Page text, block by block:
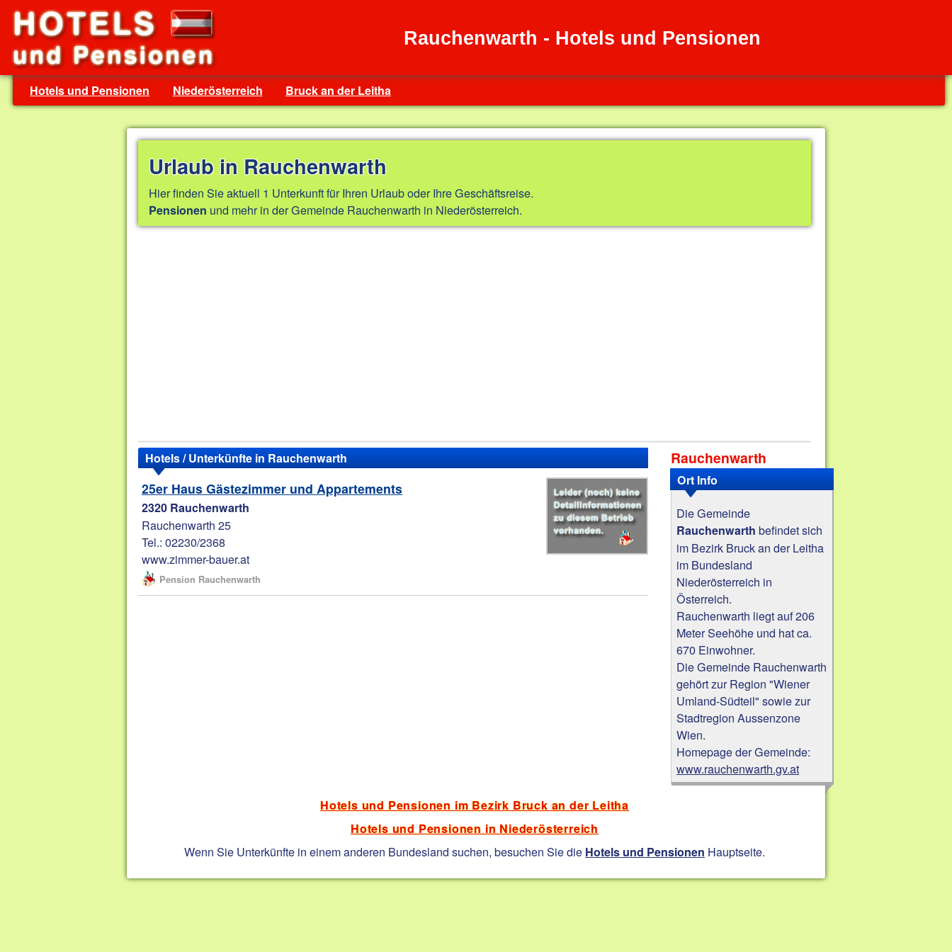
Rauchenwarth - Hotels und Pensionen
Hotels und Pensionen Niederösterreich Bruck an der Leitha
Urlaub in Rauchenwarth
Hier finden Sie aktuell 1 Unterkunft für Ihren Urlaub oder Ihre Geschäftsreise.
Pensionen und mehr in der Gemeinde Rauchenwarth in Niederösterreich.
Hotels / Unterkünfte in Rauchenwarth
25er Haus Gästezimmer und Appartements
2320 Rauchenwarth
Rauchenwarth 25
Tel.: 02230/2368
www.zimmer-bauer.at
Pension Rauchenwarth
Rauchenwarth
Ort Info
Die Gemeinde
Rauchenwarth befindet sich
im Bezirk Bruck an der Leitha
im Bundesland
Niederösterreich in
Österreich.
Rauchenwarth liegt auf 206
Meter Seehöhe und hat ca.
670 Einwohner.
Die Gemeinde Rauchenwarth
gehört zur Region "Wiener
Umland-Südteil" sowie zur
Stadtregion Aussenzone
Wien.
Homepage der Gemeinde:
www.rauchenwarth.gv.at
Hotels und Pensionen im Bezirk Bruck an der Leitha
Hotels und Pensionen in Niederösterreich
Wenn Sie Unterkünfte in einem anderen Bundesland suchen, besuchen Sie die Hotels und Pensionen Hauptseite.